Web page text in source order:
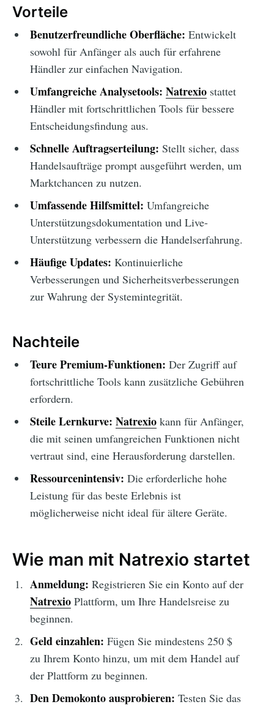
Vorteile
Benutzerfreundliche Oberfläche: Entwickelt
sowohl für Anfänger als auch für erfahrene
Händler zur einfachen Navigation.
Umfangreiche Analysetools: Natrexiostattet
Händler mit fortschrittlichen Tools für bessere
Entscheidungsfindung aus.
Schnelle Auftragserteilung: Stellt sicher, dass
Handelsaufträge prompt ausgeführt werden, um
Marktchancen zu nutzen.
Umfassende Hilfsmittel: Umfangreiche
Unterstützungsdokumentation und Live-
Unterstützung verbessern die Handelserfahrung.
Häufige Updates: Kontinuierliche
Verbesserungen und Sicherheitsverbesserungen
zur Wahrung der Systemintegrität.
Nachteile
Teure Premium-Funktionen: Der Zugriff auf
fortschrittliche Tools kann zusätzliche Gebühren
erfordern.
Steile Lernkurve: Natrexiokann für Anfänger,
die mit seinen umfangreichen Funktionen nicht
vertraut sind, eine Herausforderung darstellen.
Ressourcenintensiv: Die erforderliche hohe
Leistung für das beste Erlebnis ist
möglicherweise nicht ideal für ältere Geräte.
Wie man mit Natrexio startet
Anmeldung: Registrieren Sie ein Konto auf der
NatrexioPlattform, um Ihre Handelsreise zu
beginnen.
Geld einzahlen: Fügen Sie mindestens 250 $
zu Ihrem Konto hinzu, um mit dem Handel auf
der Plattform zu beginnen.
Den Demokonto ausprobieren: Testen Sie das